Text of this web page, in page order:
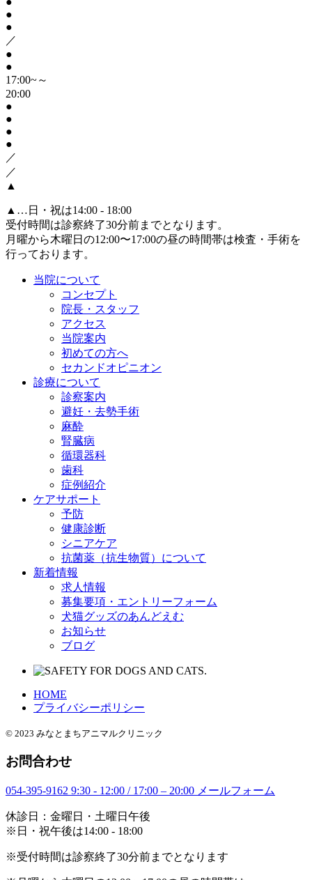
●
●
／
●
●
17:00~～
20:00
●
●
●
●
／
／
▲
▲ …日・祝は14:00 - 18:00
受付時間は診察終了30分前までとなります。
月曜から木曜日の12:00〜17:00の昼の時間帯は検査・手術を
行っております。
当院について
コンセプト
院長・スタッフ
アクセス
当院案内
初めての方へ
セカンドオピニオン
診療について
診察案内
避妊・去勢手術
麻酔
腎臓病
循環器科
歯科
症例紹介
ケアサポート
予防
健康診断
シニアケア
抗菌薬（抗生物質）について
新着情報
求人情報
募集要項・エントリーフォーム
犬猫グッズのあんどえむ
お知らせ
ブログ
HOME
プライバシーポリシー
© 2023 みなとまちアニマルクリニック
お問合わせ
054-395-9162 9:30 - 12:00 / 17:00 – 20:00 メールフォーム
休診日：金曜日・土曜日午後
※日・祝午後は14:00 - 18:00
※受付時間は診察終了30分前までとなります